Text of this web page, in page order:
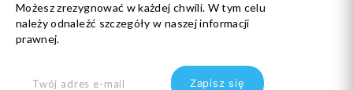
Możesz zrezygnować w każdej chwili. W tym celu
należy odnaleźć szczegóły w naszej informacji
prawnej.